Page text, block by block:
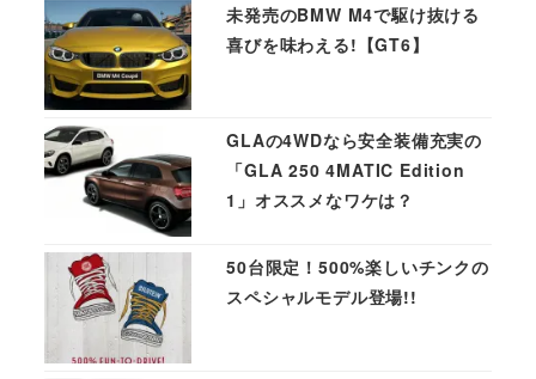
未発売のBMW M4で駆け抜ける
喜びを味わえる!【GT6】
GLAの4WDなら安全装備充実の
「GLA 250 4MATIC Edition
1」オススメなワケは？
50台限定！500%楽しいチンクの
スペシャルモデル登場!!